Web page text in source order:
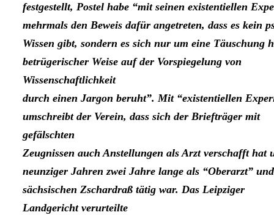
festgestellt, Postel habe “mit seinen existentiellen
mehrmals den Beweis dafür angetreten, dass es kein
Wissen gibt, sondern es sich nur um eine Täuschung
betrügerischer Weise auf der Vorspiegelung von
Wissenschaftlichkeit
durch einen Jargon beruht”. Mit “existentiellen
umschreibt der Verein, dass sich der Briefträger mit
gefälschten
Zeugnissen auch Anstellungen als Arzt verschafft hat
neunziger Jahren zwei Jahre lange als “Oberarzt”
sächsischen Zschardraß tätig war. Das Leipziger
Landgericht verurteilte